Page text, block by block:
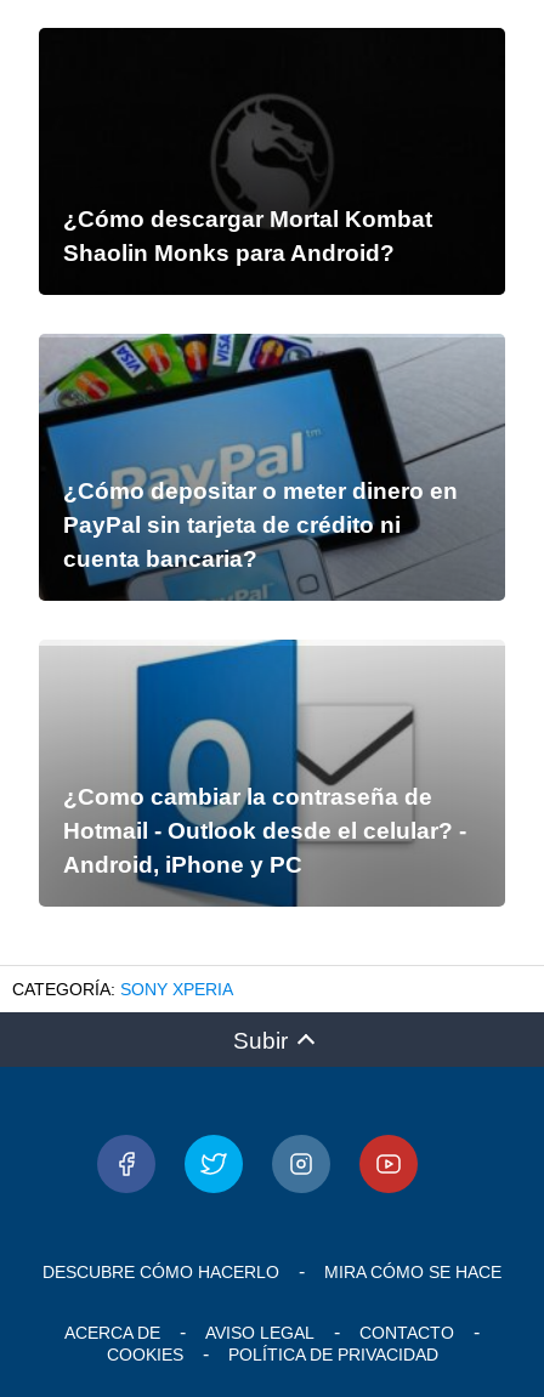
¿Cómo descargar Mortal Kombat
Shaolin Monks para Android?
¿Cómo depositar o meter dinero en
PayPal sin tarjeta de crédito ni
cuenta bancaria?
¿Como cambiar la contraseña de
Hotmail - Outlook desde el celular? -
Android, iPhone y PC
SONY XPERIA
Subir
DESCUBRE CÓMO HACERLO MIRA CÓMO SE HACE
ACERCA DE AVISO LEGAL
CONTACTO
COOKIES
POLÍTICA DE PRIVACIDAD